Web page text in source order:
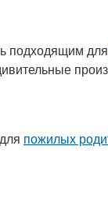
подходящим для
пожилых